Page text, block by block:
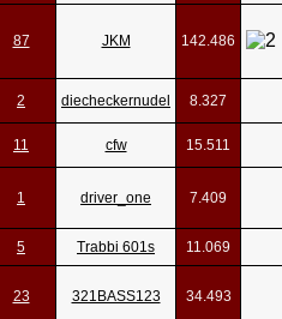
87 JKM 142.486
2 diecheckernudel 8.327
11 cfw 15.511
1 driver_one 7.409
5 Trabbi 601s 11.069
23 321BASS123 34.493